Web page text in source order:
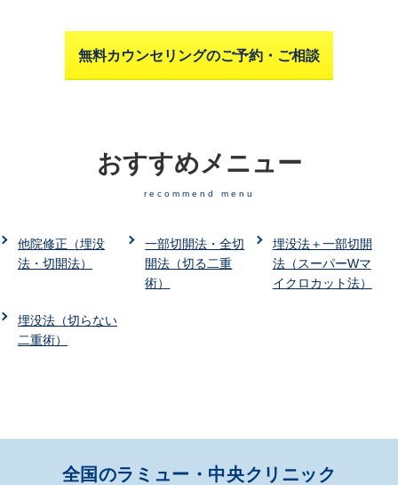
無料カウンセリングのご予約・ご相談
おすすめメニュー
recommend menu
他院修正（埋没
法・切開法）
一部切開法・全切
開法（切る二重
術）
埋没法＋一部切開
法（スーパーWマ
イクロカット法）
埋没法（切らない
二重術）
全国のラミュー・中央クリニック